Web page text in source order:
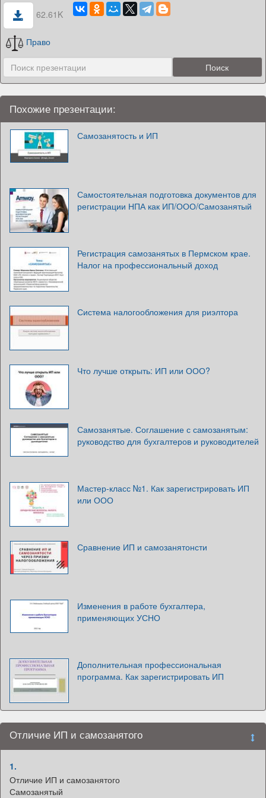
62.61K
Право
Похожие презентации:
Самозанятость и ИП
Самостоятельная подготовка документов для
регистрации НПА как ИП/ООО/Самозанятый
Регистрация самозанятых в Пермском крае.
Налог на профессиональный доход
Система налогообложения для риэлтора
Что лучше открыть: ИП или ООО?
Самозанятые. Соглашение с самозанятым:
руководство для бухгалтеров и руководителей
Мастер-класс №1. Как зарегистрировать ИП
или ООО
Сравнение ИП и самозанятонсти
Изменения в работе бухгалтера,
применяющих УСНО
Дополнительная профессиональная
программа. Как зарегистрировать ИП
Отличие ИП и самозанятого
1.
Отличие ИП и самозанятого
Самозанятый